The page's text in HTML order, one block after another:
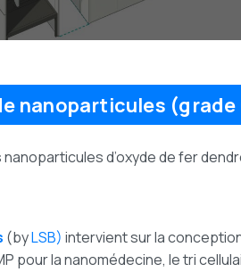
nanoparticules (grade
d’oxyde de fer
(byLSB) intervient sur la
pour la nanomédecine, le tri